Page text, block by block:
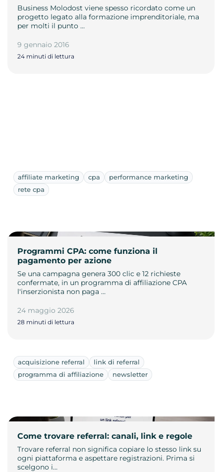
Business Molodost viene spesso ricordato come un
progetto legato alla formazione imprenditoriale, ma
per molti il punto …
9 gennaio 2016
24 minuti di lettura
affiliate marketing cpa
performance marketing
rete cpa
Programmi CPA: come funziona il
pagamento per azione
Se una campagna genera 300 clic e 12 richieste
confermate, in un programma di affiliazione CPA
l'inserzionista non paga …
24 maggio 2026
28 minuti di lettura
acquisizione referral
link di referral
programma di affiliazione
newsletter
Come trovare referral: canali, link e regole
Trovare referral non significa copiare lo stesso link su
ogni piattaforma e aspettare registrazioni. Prima si
scelgono i…